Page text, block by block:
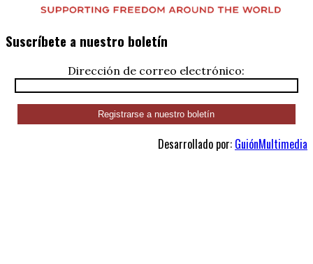
Suscríbete a nuestro boletín
Dirección de correo electrónico:
Desarrollado por: GuiónMultimedia